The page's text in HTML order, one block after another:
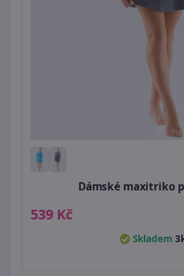
Dámské maxitriko
539 Kč
Skladem